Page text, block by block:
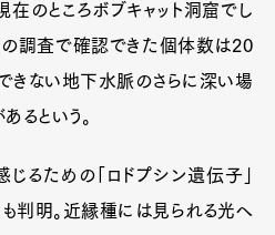
在のところボブキャット洞窟でし
の調査で確認できた個体数は20
きない地下水脈のさらに深い場
るという。
るための「ロドプシン遺伝子」
判明。近縁種には見られる光へ